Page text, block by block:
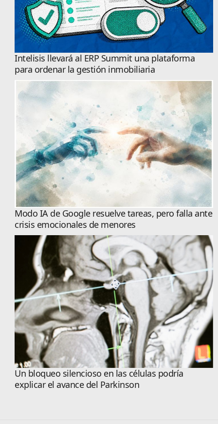
Intelisis llevará al ERP Summit una plataforma
para ordenar la gestión inmobiliaria
Modo IA de Google resuelve tareas, pero falla ante
crisis emocionales de menores
Un bloqueo silencioso en las células podría
explicar el avance del Parkinson